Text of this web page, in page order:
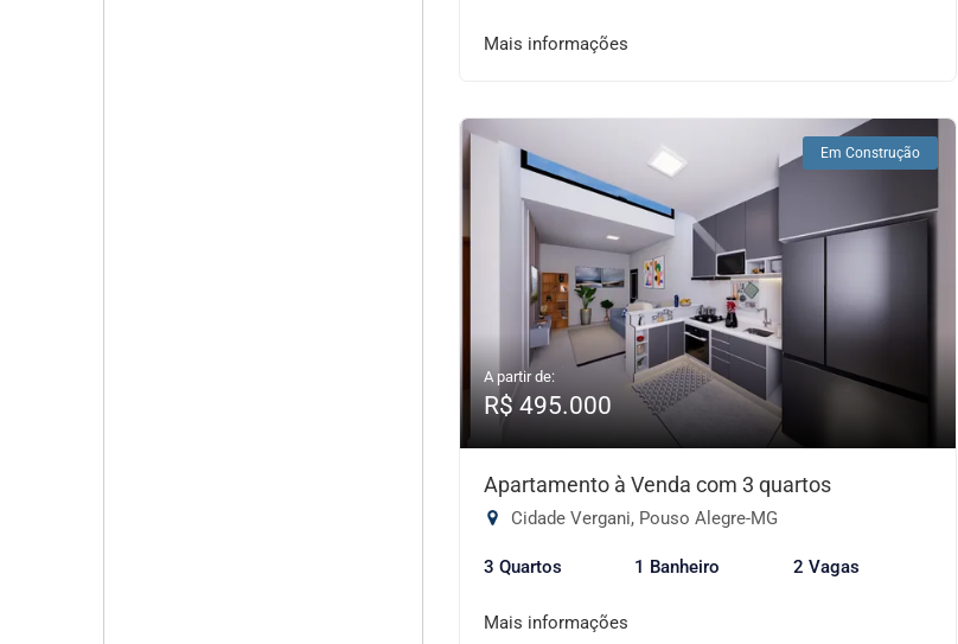
Mais informações
Em Construção
A partir de:
R$ 495.000
Apartamento à Venda com 3 quartos
Cidade Vergani, Pouso Alegre-MG
3 Quartos 1 Banheiro 2 Vagas
Mais informações